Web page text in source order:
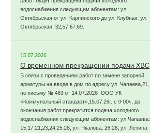
водоснабжения следующим абонентам: ул.
Октябрьская от ул. Карпинского до ул. Клубная; ул.
Октябрьская: 32,57,67,69.
15.07.2026
О временном прекращении подачи ХВС
В связи с проведением работ по замене запорной
арматуры на вводе в дом по адресу ул. Чапаева,21,
по письму № 469 от 14.07.2026 ООО УК
«Коммунальный стандарт»,15.07.26г. с 9-00ч. до
окончания работ прекратится подача холодного
водоснабжения следующим абонентам: ул.Чапаева:
15,17,21,23,24,25,28; ул. Чкалова: 26,28; ул. Ленина: